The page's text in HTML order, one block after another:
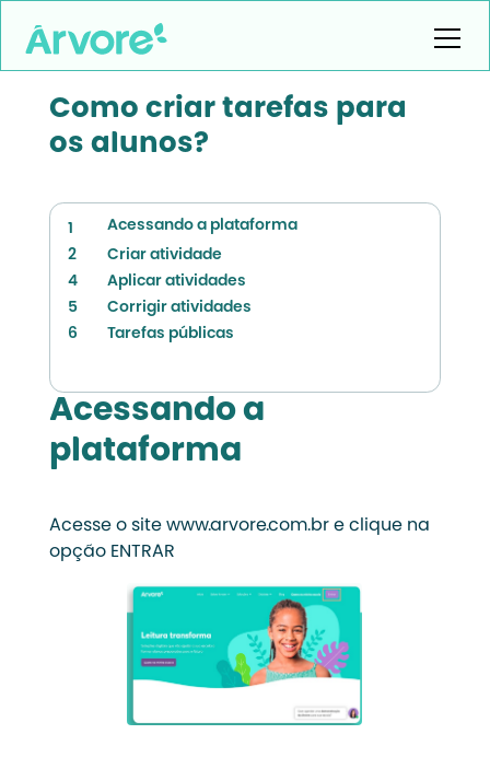
Como criar tarefas para
os alunos?
Acessando a
plataforma
Acesse o site www.arvore.com.br e clique na
opção ENTRAR
1
Acessando a plataforma
2
Criar atividade
4
Aplicar atividades
5
Corrigir atividades
6
Tarefas públicas